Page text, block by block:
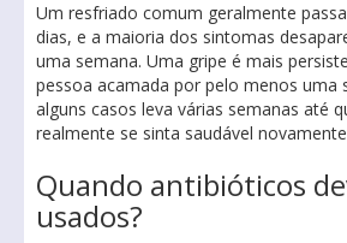
Um resfriado comum geralmente
dias, e a maioria dos sintomas
uma semana. Uma gripe é mais
pessoa acamada por pelo menos uma
alguns casos leva várias semanas até
realmente se sinta saudável
Quando antibióticos
usados?